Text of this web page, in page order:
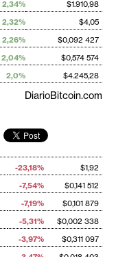
2,34%
$1.910,98
2,32%
$4,05
2,26%
$0,092 427
2,04%
$0,574 574
2,0% $4.245,28
DiarioBitcoin.com
-23,18%
$1,92
-7,54%
$0,141 512
-7,19%
$0,101 879
-5,31%
$0,002 338
-3,97%
$0,311 097